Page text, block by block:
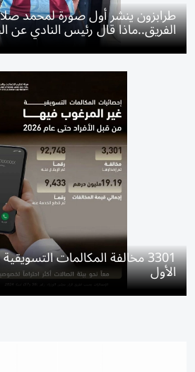
طرابزون ينشر أول صورة لمحمد
الفريق..ماذا قال رئيس النادي عن
3301 مخالفة المكالمات
الأول